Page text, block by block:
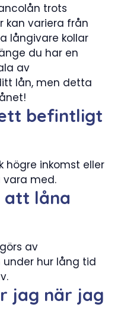
trots
kan variera från
långivare kollar
du har en
av
lån, men detta
befintligt
högre inkomst eller
vara med.
att låna
av
under hur lång tid
jag när jag